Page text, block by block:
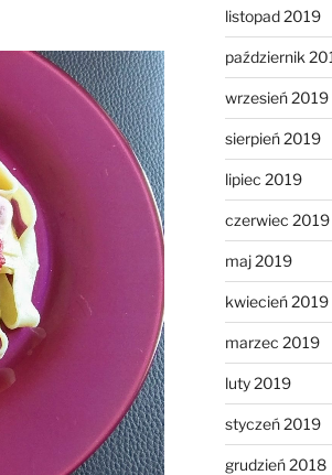
listopad 2019
październik
wrzesień 2019
sierpień 2019
lipiec 2019
czerwiec 2019
maj 2019
kwiecień 2019
marzec 2019
luty 2019
styczeń 2019
grudzień 2018